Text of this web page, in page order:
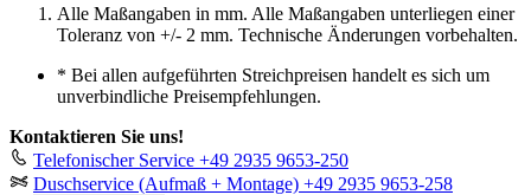
Alle Maßangaben in mm. Alle Maßangaben unterliegen einer
Toleranz von +/- 2 mm. Technische Änderungen vorbehalten.
* Bei allen aufgeführten Streichpreisen handelt es sich um
unverbindliche Preisempfehlungen.
Kontaktieren Sie uns!
Telefonischer Service +49 2935 9653-250
Duschservice (Aufmaß + Montage) +49 2935 9653-258